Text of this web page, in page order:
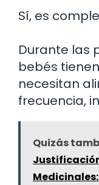
Sí, es
Durante las
bebés
necesitan
frecuencia,
Quizás